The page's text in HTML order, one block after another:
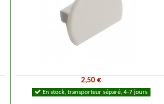
2,50 €
En stock, transporteur séparé, 4-7 jours